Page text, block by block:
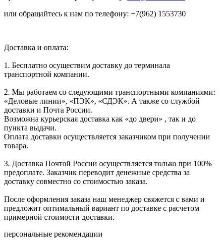
или обращайтесь к нам по телефону: +7(962) 1553730
Доставка и оплата:
1. Бесплатно осуществим доставку до терминала
транспортной компании.
2. Мы работаем со следующими транспортными компаниями:
«Деловые линии», «ПЭК», «СДЭК». А также со службой
доставки и Почта России.
Возможна курьерская доставка как «до двери» , так и до
пункта выдачи.
Оплата доставки осуществляется заказчиком при получении
товара.
3. Доставка Почтой России осуществляется только при 100%
предоплате. Заказчик переводит денежные средства за
доставку совместно со стоимостью заказа.
После оформления заказа наш менеджер свяжется с вами и
предложит оптимальный вариант по доставке с расчетом
примерной стоимости доставки.
персональные рекомендации